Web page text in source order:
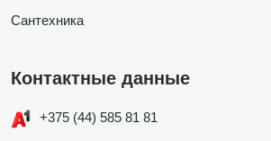
Сантехника
Контактные данные
+375 (44) 585 81 81